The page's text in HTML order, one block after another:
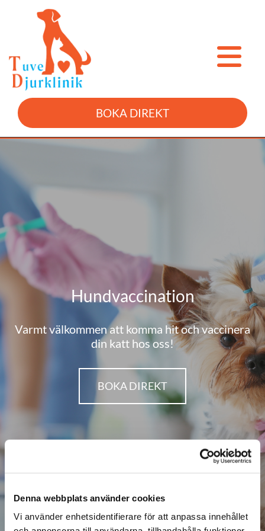
Denna webbplats använder cookies
Vi använder enhetsidentifierare för att anpassa innehållet
BOKA DIREKT
Hundvaccination
Varmt välkommen att komma hit och vaccinera
din katt hos oss!
BOKA DIREKT